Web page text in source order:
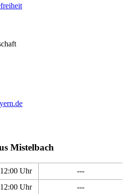
Mistelbach
Uhr
---
Uhr
---